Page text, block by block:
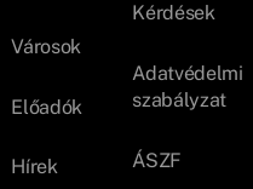
Városok
Előadók
Hírek
Kérdések
Adatvédelmi
szabályzat
ÁSZF